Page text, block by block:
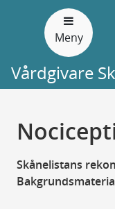
Meny
Vårdgivare
Skånelistans